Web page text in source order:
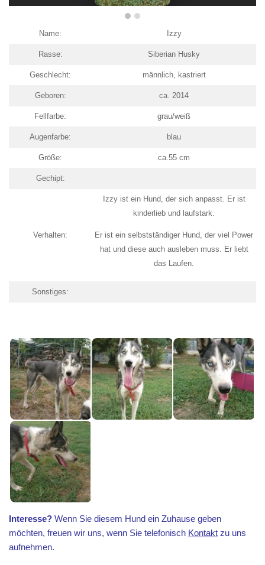
Name: Izzy
Rasse: Siberian Husky
Geschlecht: männlich, kastriert
Geboren: ca. 2014
Fellfarbe: grau/weiß
Augenfarbe: blau
Größe: ca.55 cm
Gechipt:
Verhalten:
Izzy ist ein Hund, der sich anpasst. Er ist
kinderlieb und laufstark.
Er ist ein selbstständiger Hund, der viel Power
hat und diese auch ausleben muss. Er liebt
das Laufen.
Sonstiges:
Interesse? Wenn Sie diesem Hund ein Zuhause geben
möchten, freuen wir uns, wenn Sie telefonisch Kontakt zu uns
aufnehmen.